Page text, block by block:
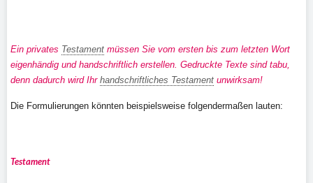
Ein privates Testament müssen Sie vom ersten bis zum letzten Wort
eigenhändig und handschriftlich erstellen. Gedruckte Texte sind tabu,
denn dadurch wird Ihr handschriftliches Testament unwirksam!
Die Formulierungen könnten beispielsweise folgendermaßen lauten:
Testament